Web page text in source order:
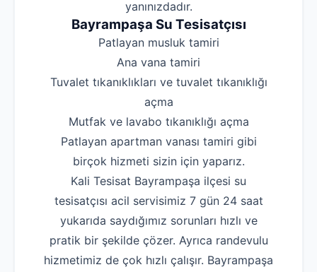
yanınızdadır.
Bayrampaşa Su Tesisatçısı
‌Patlayan musluk tamiri
‌Ana vana tamiri
‌Tuvalet tıkanıklıkları ve tuvalet tıkanıklığı
açma
‌Mutfak ve lavabo tıkanıklığı açma
‌Patlayan apartman vanası tamiri gibi
birçok hizmeti sizin için yaparız.
Kali Tesisat Bayrampaşa ilçesi su
tesisatçısı acil servisimiz 7 gün 24 saat
yukarıda saydığımız sorunları hızlı ve
pratik bir şekilde çözer. Ayrıca randevulu
hizmetimiz de çok hızlı çalışır. Bayrampaşa